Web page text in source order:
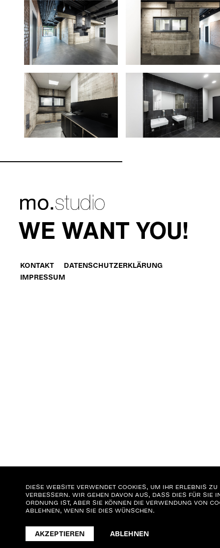
WE WANT YOU!
KONTAKT
DATENSCHUTZERKLÄRUNG
IMPRESSUM
DIESE WEBSITE VERWENDET COOKIES, UM IHR ERLEBNIS ZU
VERBESSERN. WIR GEHEN DAVON AUS, DASS DIES FÜR SIE
ORDNUNG IST, ABER SIE KÖNNEN DIE VERWENDUNG VON
ABLEHNEN, WENN SIE DIES WÜNSCHEN.
AKZEPTIEREN ABLEHNEN